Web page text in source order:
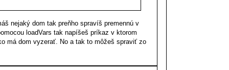
nejaký dom tak preňho spravíš premennú v
loadVars tak napíšeš príkaz v ktorom
má dom vyzerať. No a tak to môžeš spraviť zo